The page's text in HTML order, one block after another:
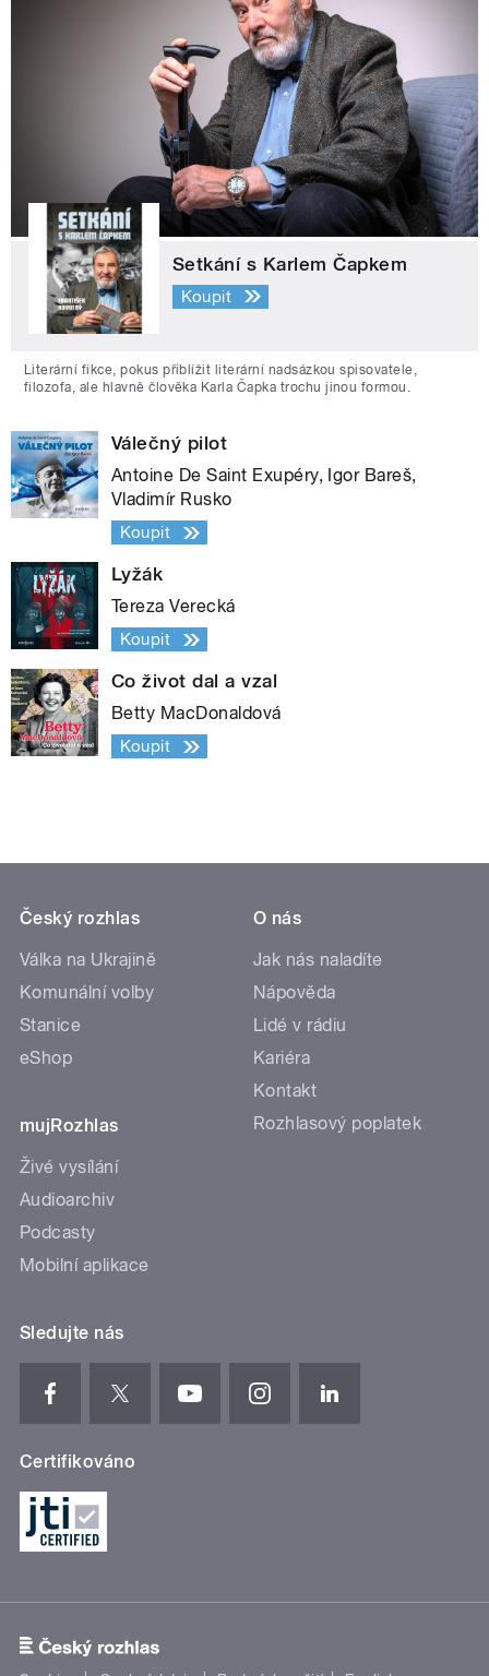
Setkání s Karlem Čapkem
Koupit
Literární fikce, pokus přiblížit literární nadsázkou spisovatele,
filozofa, ale hlavně člověka Karla Čapka trochu jinou formou.
Válečný pilot
Antoine De Saint Exupéry, Igor Bareš,
Vladimír Rusko
Koupit
Lyžák
Tereza Verecká
Koupit
Co život dal a vzal
Betty MacDonaldová
Koupit
Český rozhlas
Válka na Ukrajině
Komunální volby
Stanice
eShop
mujRozhlas
Živé vysílání
Audioarchiv
Podcasty
Mobilní aplikace
O nás
Jak nás naladíte
Nápověda
Lidé v rádiu
Kariéra
Kontakt
Rozhlasový poplatek
Sledujte nás
Certifikováno